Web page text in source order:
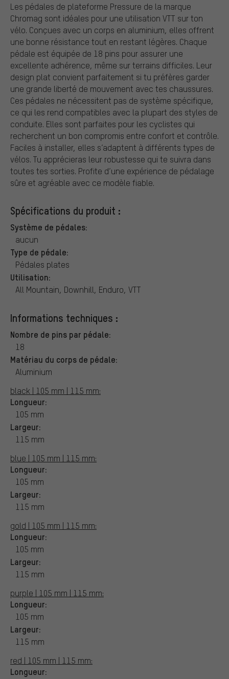
Les pédales de plateforme Pressure de la marque
Chromag sont idéales pour une utilisation VTT sur ton
vélo. Conçues avec un corps en aluminium, elles offrent
une bonne résistance tout en restant légères. Chaque
pédale est équipée de 18 pins pour assurer une
excellente adhérence, même sur terrains difficiles. Leur
design plat convient parfaitement si tu préfères garder
une grande liberté de mouvement avec tes chaussures.
Ces pédales ne nécessitent pas de système spécifique,
ce qui les rend compatibles avec la plupart des styles de
conduite. Elles sont parfaites pour les cyclistes qui
recherchent un bon compromis entre confort et contrôle.
Faciles à installer, elles s’adaptent à différents types de
vélos. Tu apprécieras leur robustesse qui te suivra dans
toutes tes sorties. Profite d’une expérience de pédalage
sûre et agréable avec ce modèle fiable.
Spécifications du produit :
Système de pédales:
aucun
Type de pédale:
Pédales plates
Utilisation:
All Mountain, Downhill, Enduro, VTT
Informations techniques :
Nombre de pins par pédale:
18
Matériau du corps de pédale:
Aluminium
black | 105 mm | 115 mm:
Longueur:
105 mm
Largeur:
115 mm
blue | 105 mm | 115 mm:
Longueur:
105 mm
Largeur:
115 mm
gold | 105 mm | 115 mm:
Longueur:
105 mm
Largeur:
115 mm
purple | 105 mm | 115 mm:
Longueur:
105 mm
Largeur:
115 mm
red | 105 mm | 115 mm:
Longueur: